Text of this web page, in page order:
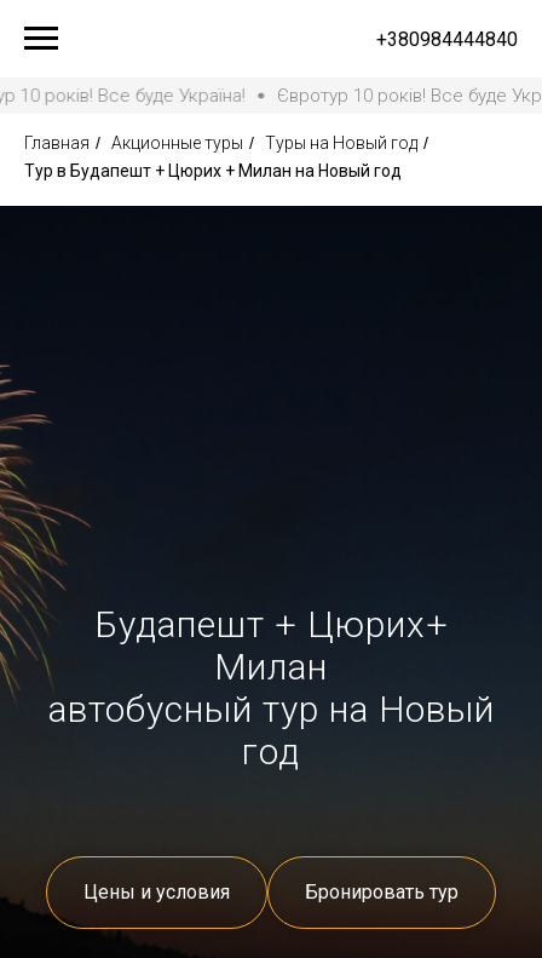
+380984444840
Все буде Україна! Євротур 10 років! Все буде Україна!
Главная / Акционные туры / Туры на Новый год /
Тур в Будапешт + Цюрих + Милан на Новый год
Будапешт + Цюрих+
Милан
автобусный тур на Новый
год
Цены и условия Бронировать тур